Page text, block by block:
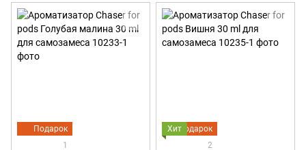
Подарок
1
Подарок
Хит
2